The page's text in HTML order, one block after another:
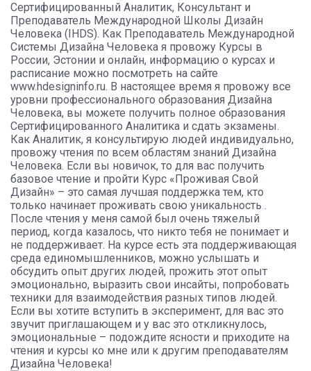
Сертифицированный Аналитик, Консультант и
Преподаватель Международной Школы Дизайн
Человека (IHDS). Как Преподаватель Международной
Системы Дизайна Человека я провожу Курсы в
России, Эстонии и онлайн, информацию о курсах и
расписание можно посмотреть на сайте
www.hdesigninfo.ru. В настоящее время я провожу все
уровни профессионального образования Дизайна
Человека, вы можете получить полное образования
Сертифицированного Аналитика и сдать экзамены.
Как Аналитик, я консультирую людей индивидуально,
провожу чтения по всем областям знаний Дизайна
Человека. Если вы новичок, то для вас получить
базовое чтение и пройти Курс «Проживая Свой
Дизайн» – это самая лучшая поддержка тем, кто
только начинает проживать свою уникальность .
После чтения у меня самой был очень тяжелый
период, когда казалось, что никто тебя не понимает и
не поддерживает. На курсе есть эта поддерживающая
среда единомышленников, можно услышать и
обсудить опыт других людей, прожить этот опыт
эмоционально, выразить свои инсайты, попробовать
техники для взаимодействия разных типов людей.
Если вы хотите вступить в эксперимент, для вас это
звучит приглашающем и у вас это откликнулось,
эмоциональные – подождите ясности и приходите на
чтения и курсы ко мне или к другим преподавателям
Дизайна Человека!